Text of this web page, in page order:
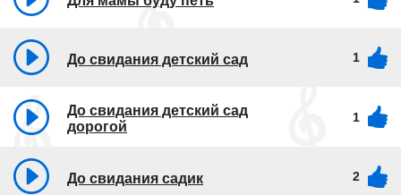
До свидания детский сад 1
До свидания детский сад
дорогой
1
До свидания садик 2